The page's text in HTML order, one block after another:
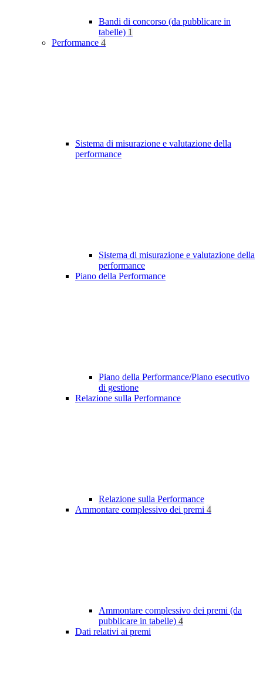
Bandi di concorso (da pubblicare in
tabelle) 1
Performance 4
Sistema di misurazione e valutazione della
performance
Sistema di misurazione e valutazione della
performance
Piano della Performance
Piano della Performance/Piano esecutivo
di gestione
Relazione sulla Performance
Relazione sulla Performance
Ammontare complessivo dei premi 4
Ammontare complessivo dei premi (da
pubblicare in tabelle) 4
Dati relativi ai premi